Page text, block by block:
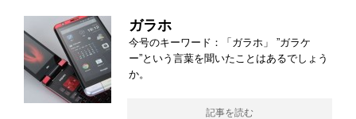
ガラホ
今号のキーワード：「ガラホ」 ”ガラケ
ー”という言葉を聞いたことはあるでしょう
か。
記事を読む